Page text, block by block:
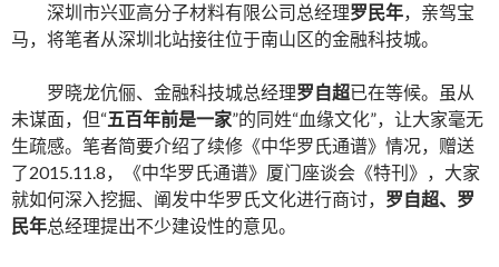
深圳市兴亚高分子材料有限公司总经理罗民年，亲驾宝
马，将笔者从深圳北站接往位于南山区的金融科技城。
罗晓龙伉俪、金融科技城总经理罗自超已在等候。虽从
未谋面，但“五百年前是一家”的同姓“血缘文化”，让大家毫无
生疏感。笔者简要介绍了续修《中华罗氏通谱》情况，赠送
了2015.11.8，《中华罗氏通谱》厦门座谈会《特刊》，大家
就如何深入挖掘、阐发中华罗氏文化进行商讨， 罗自超、罗
民年总经理提出不少建设性的意见。